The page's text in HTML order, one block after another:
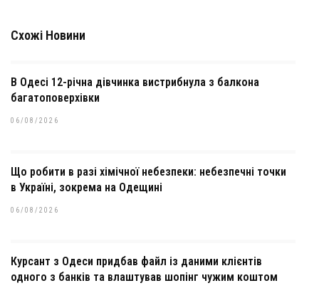
Схожі Новини
В Одесі 12-річна дівчинка вистрибнула з балкона
багатоповерхівки
06/08/2026
Що робити в разі хімічної небезпеки: небезпечні точки
в Україні, зокрема на Одещині
06/08/2026
Курсант з Одеси придбав файл із даними клієнтів
одного з банків та влаштував шопінг чужим коштом